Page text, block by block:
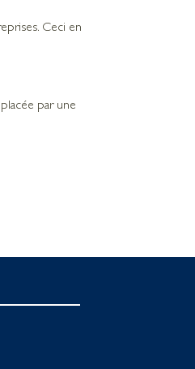
Ceci en
par une